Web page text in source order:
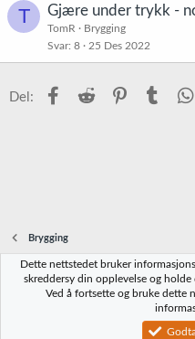
T Gjære under trykk -
TomR
Brygging
Svar 8 25 Des 2022
Del: Facebook
Reddit Pinterest
Brygging
Norbrygg-default
Vilkår og regler
Community platform by XenForo® ©
Dette nettstedet bruker
skreddersy din opplevelse og holde
Ved å fortsette og bruke dette